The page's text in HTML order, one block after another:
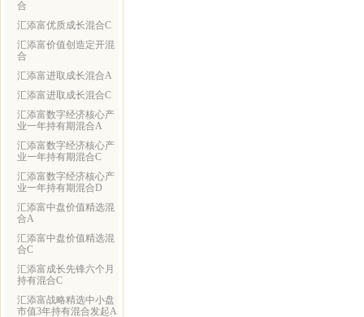
合
汇添富优质成长混合C
汇添富价值创造定开混
合
汇添富进取成长混合A
汇添富进取成长混合C
汇添富数字经济核心产
业一年持有期混合A
汇添富数字经济核心产
业一年持有期混合C
汇添富数字经济核心产
业一年持有期混合D
汇添富中盘价值精选混
合A
汇添富中盘价值精选混
合C
汇添富成长先锋六个月
持有混合C
汇添富战略精选中小盘
市值3年持有混合发起A